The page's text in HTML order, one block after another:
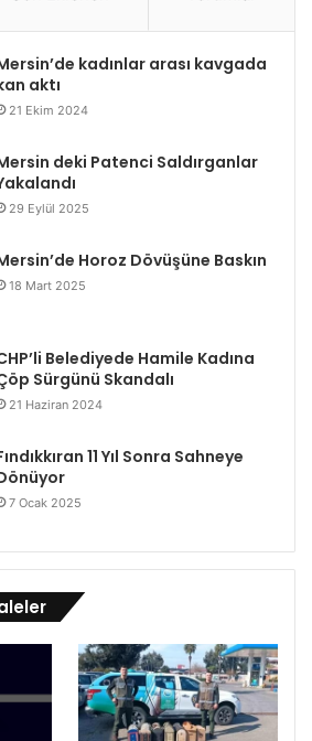
kadınlar arası kavgada
aktı
21 Ekim 2024
deki Patenci Saldırganlar
29 Eylül 2025
Horoz Dövüşüne Baskın
18 Mart 2025
Belediyede Hamile Kadına
Sürgünü Skandalı
21 Haziran 2024
11 Yıl Sonra Sahneye
7 Ocak 2025